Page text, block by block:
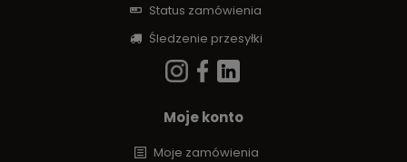
Status zamówienia
Śledzenie przesyłki
Moje konto
Moje zamówienia